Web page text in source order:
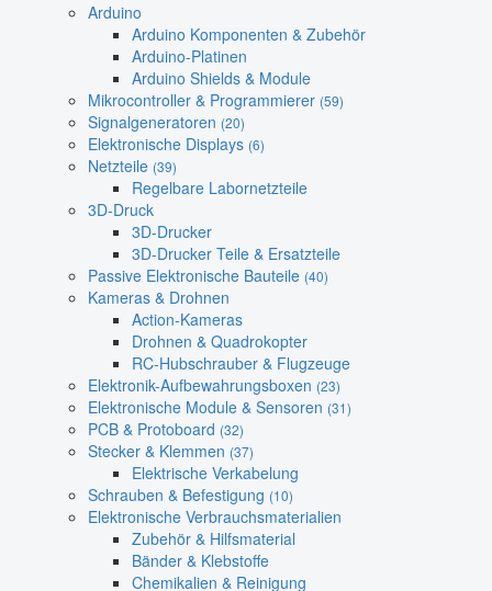
Arduino
Arduino Komponenten & Zubehör
Arduino-Platinen
Arduino Shields & Module
Mikrocontroller & Programmierer (59)
Signalgeneratoren (20)
Elektronische Displays (6)
Netzteile (39)
Regelbare Labornetzteile
3D-Druck
3D-Drucker
3D-Drucker Teile & Ersatzteile
Passive Elektronische Bauteile (40)
Kameras & Drohnen
Action-Kameras
Drohnen & Quadrokopter
RC-Hubschrauber & Flugzeuge
Elektronik-Aufbewahrungsboxen (23)
Elektronische Module & Sensoren (31)
PCB & Protoboard (32)
Stecker & Klemmen (37)
Elektrische Verkabelung
Schrauben & Befestigung (10)
Elektronische Verbrauchsmaterialien
Zubehör & Hilfsmaterial
Bänder & Klebstoffe
Chemikalien & Reinigung